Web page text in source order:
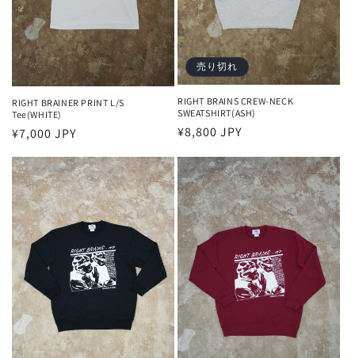
RIGHT BRAINER PRINT L/S
Tee(WHITE)
通
価
格
¥7,000 JPY
売り切れ
RIGHT BRAINS CREW-NECK
SWEATSHIRT(ASH)
通
価
格
¥8,800 JPY